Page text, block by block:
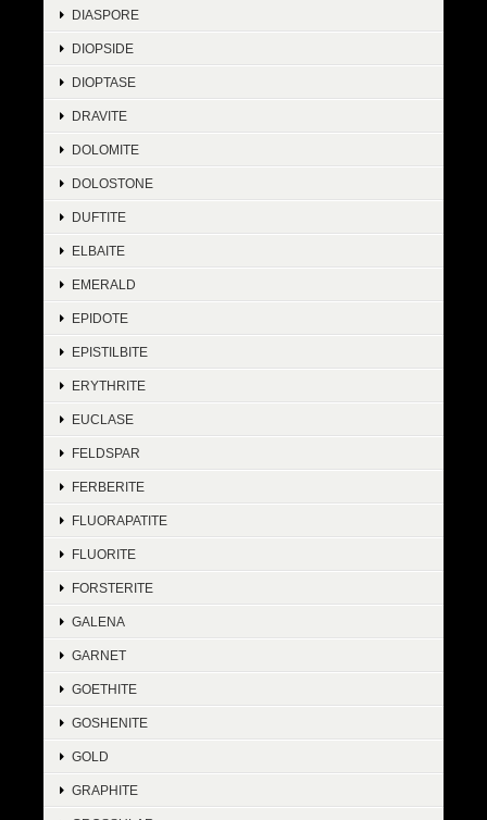
DIASPORE
DIOPSIDE
DIOPTASE
DRAVITE
DOLOMITE
DOLOSTONE
DUFTITE
ELBAITE
EMERALD
EPIDOTE
EPISTILBITE
ERYTHRITE
EUCLASE
FELDSPAR
FERBERITE
FLUORAPATITE
FLUORITE
FORSTERITE
GALENA
GARNET
GOETHITE
GOSHENITE
GOLD
GRAPHITE